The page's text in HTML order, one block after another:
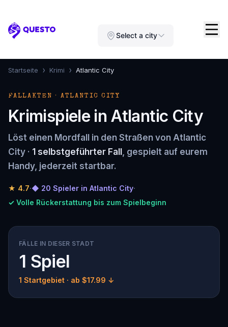
Questo Select a city
Startseite › Krimi › Atlantic City
FALLAKTEN · ATLANTIC CITY
Krimispiele in Atlantic City
Löst einen Mordfall in den Straßen von Atlantic
City · 1 selbstgeführter Fall , gespielt auf eurem
Handy, jederzeit startbar.
★ 4.7·◆ 20 Spieler in Atlantic City·
✓ Volle Rückerstattung bis zum Spielbeginn
FÄLLE IN DIESER STADT
1 Spiel
1 Startgebiet · ab $17.99 ↓